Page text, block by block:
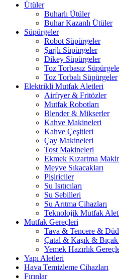
Ütüler
Buharlı Ütüler
Buhar Kazanlı Ütüler
Süpürgeler
Robot Süpürgeler
Şarjlı Süpürgeler
Dikey Süpürgeler
Toz Torbasız
Toz Torbalı Süpürgeler
Elektrikli Mutfak Aletleri
Airfryer & Fritözler
Mutfak Robotları
Blender & Mikserler
Kahve Makineleri
Kahve Çeşitleri
Çay Makineleri
Tost Makineleri
Ekmek Kızartma
Meyve Sıkacakları
Pişiriciler
Su Isıtıcıları
Su Sebilleri
Su Arıtma Cihazları
Teknolojik Mutfak
Mutfak Gereçleri
Tava & Tencere &
Çatal & Kaşık & Bıçak
Yemek Hazırlık
Yapı Aletleri
Hava Temizleme Cihazları
Fırınlar